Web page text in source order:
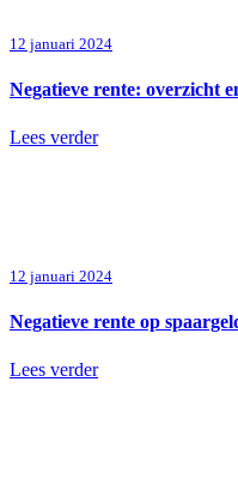
12 januari 2024
Negatieve rente: overzicht
Lees verder
12 januari 2024
Negatieve rente op
Lees verder